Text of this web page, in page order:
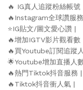
🔥 IG真人追蹤粉絲帳號
🔥Instagram全球讚服務
⭐️IG貼文/圖文愛心讚
🔥增加IGTV影片觀看數
🔥買Youtube訂閱追蹤
🌟Youtube增加直播人
🔥熱門Tiktok抖音服務
🔥Tiktok抖音衝人氣